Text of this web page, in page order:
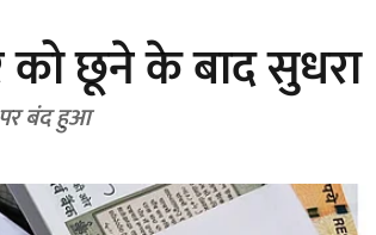
को छूने के बाद सुधरा
बंद हुआ